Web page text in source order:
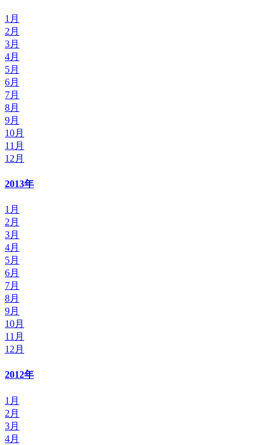
1月
2月
3月
4月
5月
6月
7月
8月
9月
10月
11月
12月
2013年
1月
2月
3月
4月
5月
6月
7月
8月
9月
10月
11月
12月
2012年
1月
2月
3月
4月